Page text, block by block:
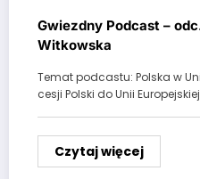
Gwiezdny Podcast –
Witkowska
Temat podcastu: Polska w
cesji Polski do Unii
Czytaj więcej